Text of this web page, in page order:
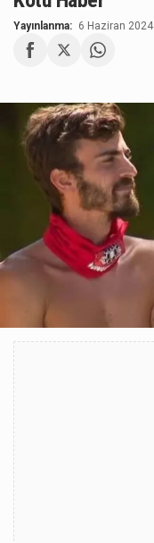
Yayınlanma: 6 Haziran 2024